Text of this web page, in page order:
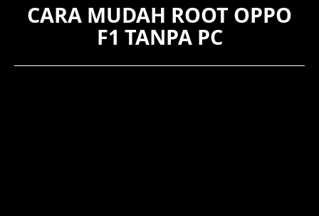
CARA MUDAH ROOT OPPO
F1 TANPA PC